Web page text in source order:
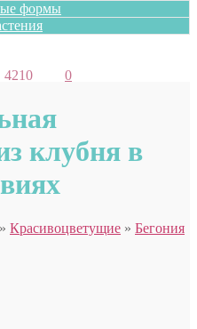
формы
4210 0
клубня в
» Красивоцветущие » Бегония